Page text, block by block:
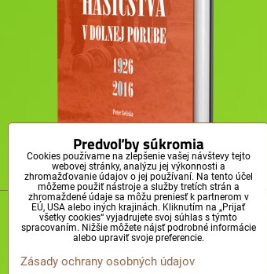
© Obec Dolná Poruba, 2011-2025
Predvoľby súkromia
Cookies používame na zlepšenie vašej návštevy tejto
webovej stránky, analýzu jej výkonnosti a
zhromažďovanie údajov o jej používaní. Na tento účel
môžeme použiť nástroje a služby tretích strán a
zhromaždené údaje sa môžu preniesť k partnerom v
EÚ, USA alebo iných krajinách. Kliknutím na „Prijať
všetky cookies“ vyjadrujete svoj súhlas s týmto
spracovaním. Nižšie môžete nájsť podrobné informácie
alebo upraviť svoje preferencie.
Zásady ochrany osobných údajov